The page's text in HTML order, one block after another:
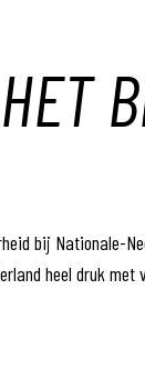
bij Nationale-
heel druk